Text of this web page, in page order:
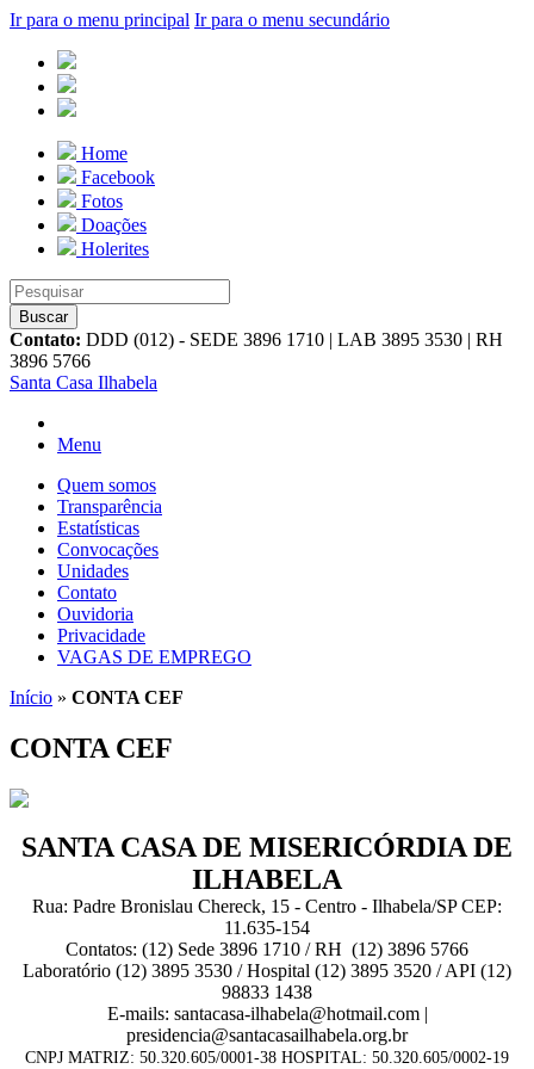
Ir para o menu principal Ir para o menu secundário
Home
Facebook
Fotos
Doações
Holerites
Contato: DDD (012) - SEDE 3896 1710 | LAB 3895 3530 | RH
3896 5766
Santa Casa Ilhabela
Menu
Quem somos
Transparência
Estatísticas
Convocações
Unidades
Contato
Ouvidoria
Privacidade
VAGAS DE EMPREGO
Início » CONTA CEF
CONTA CEF
SANTA CASA DE MISERICÓRDIA DE
ILHABELA
Rua: Padre Bronislau Chereck, 15 - Centro - Ilhabela/SP CEP:
11.635-154
Contatos: (12) Sede 3896 1710 / RH (12) 3896 5766
Laboratório (12) 3895 3530 / Hospital (12) 3895 3520 / API (12)
98833 1438
E-mails: santacasa-ilhabela@hotmail.com |
presidencia@santacasailhabela.org.br
CNPJ MATRIZ: 50.320.605/0001-38 HOSPITAL: 50.320.605/0002-19